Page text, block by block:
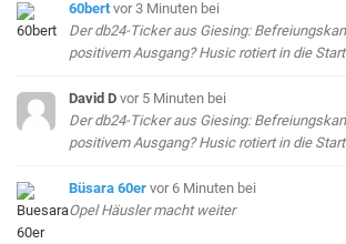
60bert vor 3 Minuten bei
Der db24-Ticker aus Giesing:
positivem Ausgang? Husic rotiert in die
David D vor 5 Minuten bei
Der db24-Ticker aus Giesing:
positivem Ausgang? Husic rotiert in die
Büsara 60er vor 6 Minuten bei
Opel Häusler macht weiter